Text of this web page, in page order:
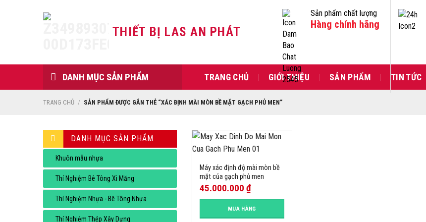
THIẾT BỊ LAS AN PHÁT
Sản phẩm chất lượng
Hàng chính hãng
DANH MỤC SẢN PHẨM TRANG CHỦ GIỚI THIỆU SẢN PHẨM TIN TỨC
TRANG CHỦ / SẢN PHẨM ĐƯỢC GẮN THẺ “XÁC ĐỊNH MÀI MÒN BỀ MẶT GẠCH PHỦ MEN”
DANH MỤC SẢN PHẨM
Khuôn mẫu nhựa
Thí Nghiệm Bê Tông Xi Măng
Thí Nghiệm Nhựa - Bê Tông Nhựa
Thí Nghiệm Thép Xây Dựng
Máy xác định độ mài mòn bề
mặt của gạch phủ men
45.000.000 ₫
MUA HÀNG